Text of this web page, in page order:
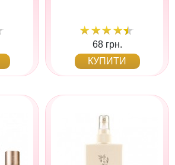
68 грн.
КУПИТИ